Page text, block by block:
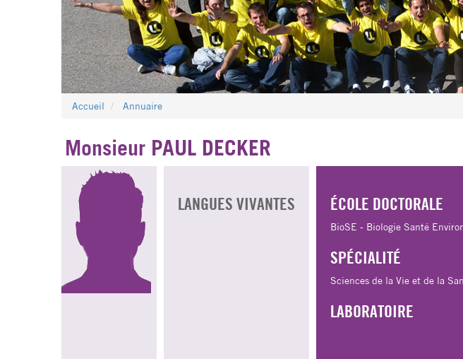
Accueil Annuaire
Monsieur PAUL DECKER
LANGUES VIVANTES ÉCOLE DOCTORALE
BioSE - Biologie Santé
SPÉCIALITÉ
Sciences de la Vie et de la
LABORATOIRE